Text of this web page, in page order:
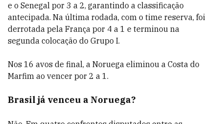
e o Senegal por 3 a 2, garantindo a classificação
antecipada. Na última rodada, com o time reserva, foi
derrotada pela França por 4 a 1 e terminou na
segunda colocação do Grupo I.
Nos 16 avos de final, a Noruega eliminou a Costa do
Marfim ao vencer por 2 a 1.
Brasil já venceu a Noruega?